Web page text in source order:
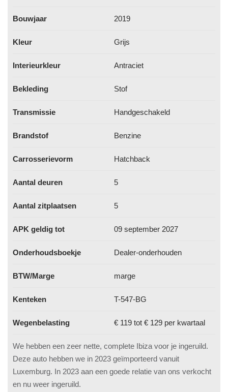
Bouwjaar 2019
Kleur Grijs
Interieurkleur Antraciet
Bekleding Stof
Transmissie Handgeschakeld
Brandstof Benzine
Carrosserievorm Hatchback
Aantal deuren 5
Aantal zitplaatsen 5
APK geldig tot 09 september 2027
Onderhoudsboekje Dealer-onderhouden
BTW/Marge marge
Kenteken T-547-BG
Wegenbelasting € 119 tot € 129 per kwartaal
We hebben een zeer nette, complete Ibiza voor je ingeruild.
Deze auto hebben we in 2023 geïmporteerd vanuit
Luxemburg. In 2023 aan een goede relatie van ons verkocht
en nu weer ingeruild.